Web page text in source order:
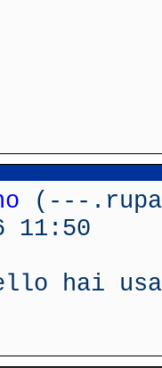
(---
11:50
hai